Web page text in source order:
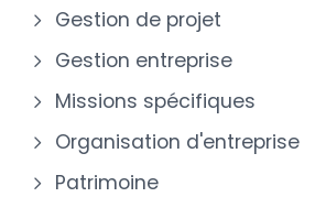
Gestion de projet
Gestion entreprise
Missions spécifiques
Organisation d'entreprise
Patrimoine